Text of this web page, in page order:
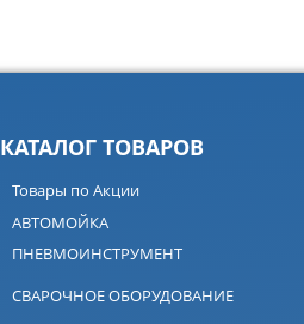
КАТАЛОГ ТОВАРОВ
Товары по Акции
АВТОМОЙКА
ПНЕВМОИНСТРУМЕНТ
СВАРОЧНОЕ ОБОРУДОВАНИЕ